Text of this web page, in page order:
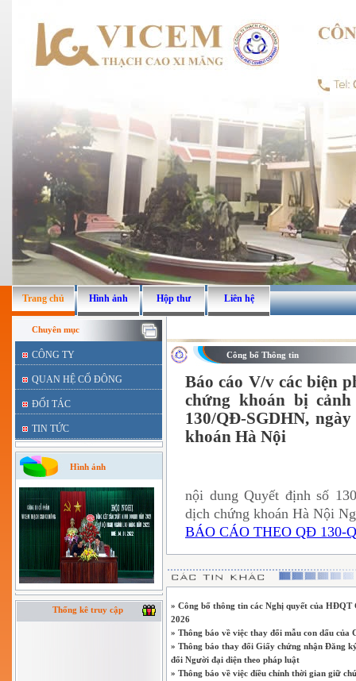
Trang chủ Hình ảnh Hộp thư Liên hệ
Chuyên mục
CÔNG TY
QUAN HỆ CỔ ĐÔNG
ĐỐI TÁC
TIN TỨC
Hình ảnh
Thống kê truy cập
Công bố Thông tin
Báo cáo V/v các biện
chứng khoán bị
130/QĐ-SGDHN,
khoán Hà Nội
nội dung Quyết định số
dịch chứng khoán Hà Nội
BÁO CÁO THEO QĐ 130-
» Công bố thông tin các Nghị quyết của
2026
» Thông báo về việc thay đổi mẫu con dấu của
» Thông báo thay đổi Giấy chứng nhận Đăng
đổi Người đại diện theo pháp luật
» Thông báo về việc điều chỉnh thời gian giữ